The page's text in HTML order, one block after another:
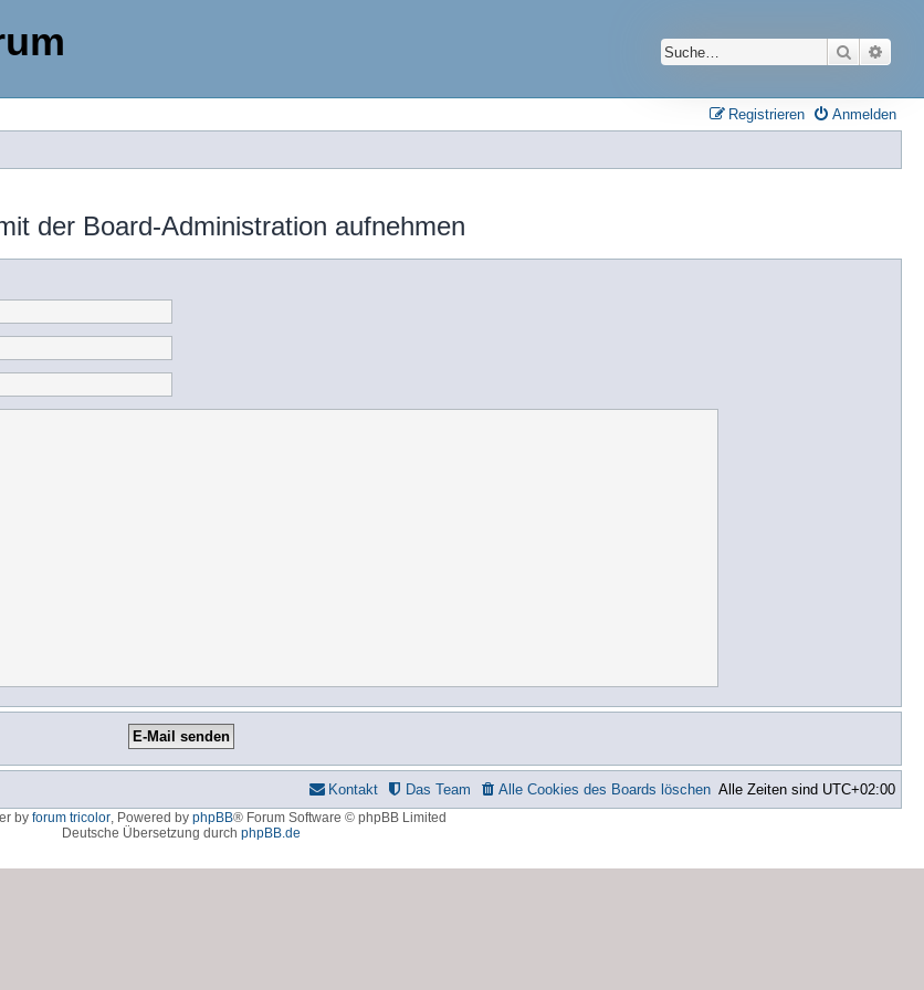
Suche
Anmelden
Registrieren
der Board-Administration aufnehmen
Alle Zeiten sind UTC+02:00
Alle Cookies des Boards löschen
Das Team
Kontakt
by forum tricolor, Powered by phpBB® Forum Software © phpBB Limited
Deutsche Übersetzung durch phpBB.de